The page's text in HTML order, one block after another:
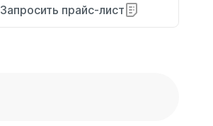
Запросить прайс-лист